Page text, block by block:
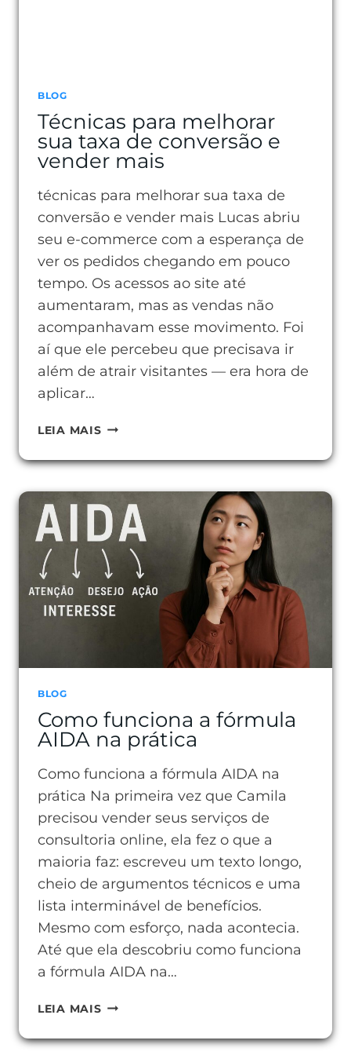
BLOG
Técnicas para melhorar
sua taxa de conversão e
vender mais
técnicas para melhorar sua taxa de
conversão e vender mais Lucas abriu
seu e-commerce com a esperança de
ver os pedidos chegando em pouco
tempo. Os acessos ao site até
aumentaram, mas as vendas não
acompanhavam esse movimento. Foi
aí que ele percebeu que precisava ir
além de atrair visitantes — era hora de
aplicar…
LEIA MAISTÉCNICAS
SUA
TAXA
DE
CONVERSÃO
E
VENDER
BLOG
Como funciona a fórmula
AIDA na prática
Como funciona a fórmula AIDA na
prática Na primeira vez que Camila
precisou vender seus serviços de
consultoria online, ela fez o que a
maioria faz: escreveu um texto longo,
cheio de argumentos técnicos e uma
lista interminável de benefícios.
Mesmo com esforço, nada acontecia.
Até que ela descobriu como funciona
a fórmula AIDA na…
LEIA MAISCOMO